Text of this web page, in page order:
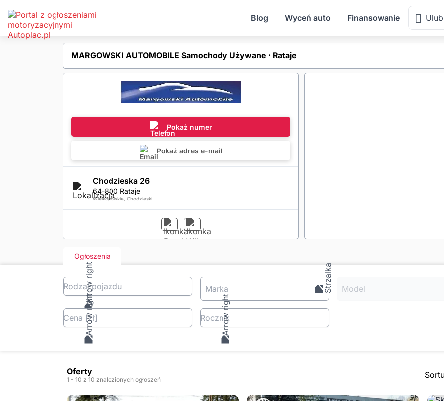
Blog Wyceń auto Finansowanie
MARGOWSKI AUTOMOBILE Samochody Używane ⋅ Rataje
Pokaż numer
Pokaż adres e-mail
Chodzieska 26
64-800 Rataje
Wielkopolskie, Chodzieski
Ogłoszenia
Rodzaj pojazdu Marka Model
Cena [zł] Rocznik
Oferty
1 - 10 z 10 znalezionych ogłoszeń